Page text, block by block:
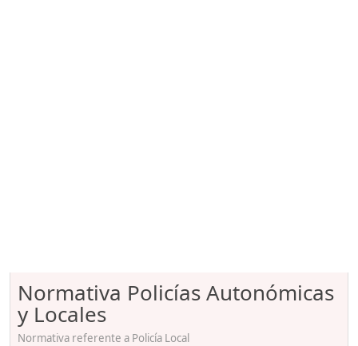
Normativa Policías Autonómicas
y Locales
Normativa referente a Policía Local